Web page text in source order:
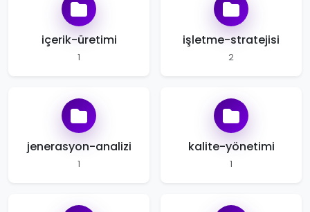
içerik-üretimi
1
işletme-stratejisi
2
jenerasyon-analizi
1
kalite-yönetimi
1